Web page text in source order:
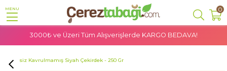
MENU 0
3000₺ ve Üzeri Tüm Alışverişlerde KARGO BEDAVA!
Glutensiz Kuruyemiş
Glutensiz Kavrulmamış Siyah Çekirdek - 250 Gr